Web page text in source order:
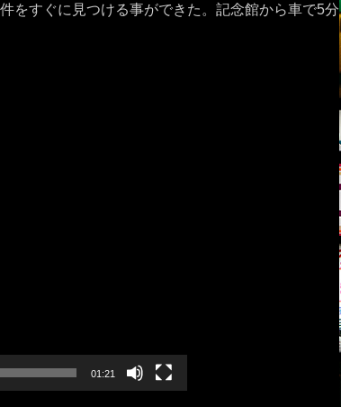
をすぐに見つける事ができた。記念館から車で5分
01:21